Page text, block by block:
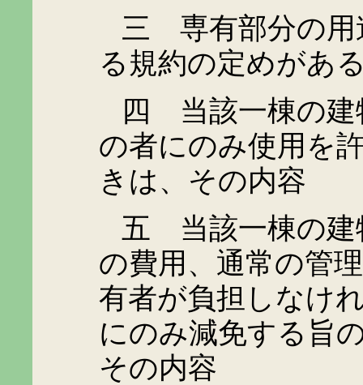
三 専有部分の用途
る規約の定めがあ
四 当該一棟の建物
の者にのみ使用を
きは、その内容
五 当該一棟の建物
の費用、通常の管
有者が負担しなけ
にのみ減免する旨
その内容